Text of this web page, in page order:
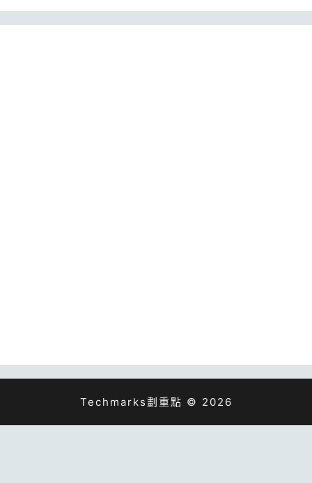
Techmarks劃重點 © 2026